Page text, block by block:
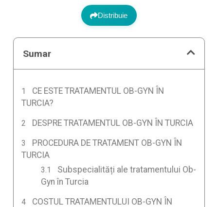
Distribuie
Sumar
CE ESTE TRATAMENTUL OB-GYN ÎN
TURCIA?
DESPRE TRATAMENTUL OB-GYN ÎN TURCIA
PROCEDURA DE TRATAMENT OB-GYN ÎN
TURCIA
Subspecialități ale tratamentului Ob-
Gyn în Turcia
COSTUL TRATAMENTULUI OB-GYN ÎN